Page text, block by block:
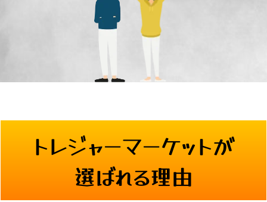
トレジャーマーケットが
選ばれる理由